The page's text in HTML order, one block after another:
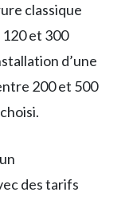
classique
et 300
d’une
200 et 500
des tarifs